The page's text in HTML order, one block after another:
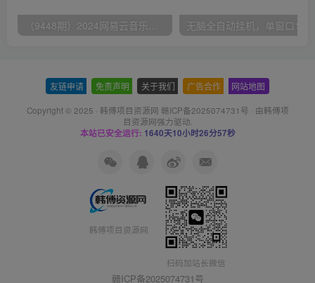
（9448期）2024网易云音乐人挂机项目，单机日入150+，无脑月入5000+
友链申请 免责声明 关于我们 广告合作 网站地图
Copyright © 2025 · 韩傅项目资源网 赣ICP备2025074731号 · 由韩傅项
目资源网强力驱动.
本站已安全运行: 1640天10小时26分58秒
韩傅项目资源网
扫码加站长微信
赣ICP备2025074731号